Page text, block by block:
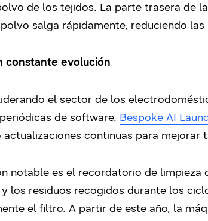
de los tejidos. La parte trasera de
salga rápidamente, reduciendo
constante evolución
el sector de los
de software. Bespoke AI
actualizaciones continuas para
notable es el recordatorio de limpieza
los residuos recogidos durante los
el filtro. A partir de este año, la